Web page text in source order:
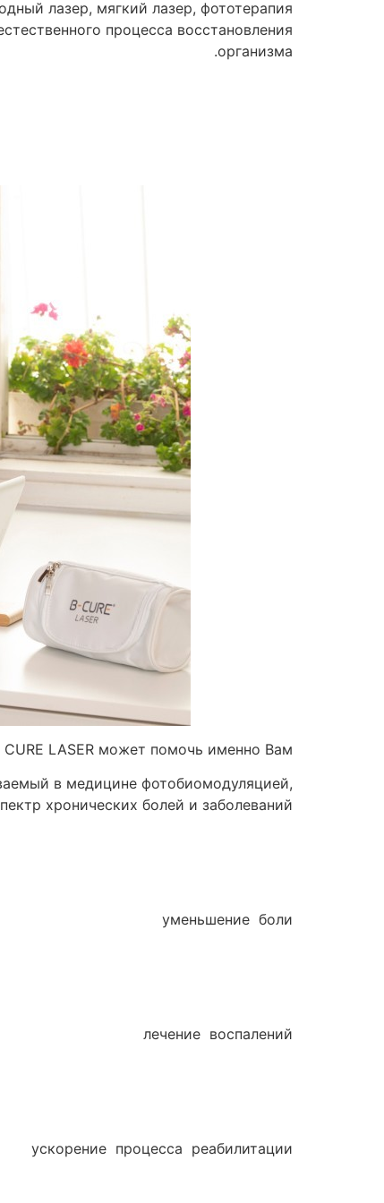
лазер, мягкий лазер, фототерапия
процесса восстановления
организма.
LASER может помочь именно Вам?
в медицине фотобиомодуляцией,
хронических болей и заболеваний.
уменьшение боли
лечение воспалений
ускорение процесса реабилитации